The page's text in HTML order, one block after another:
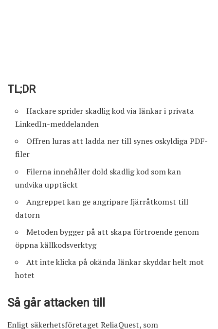
TL;DR
Hackare sprider skadlig kod via länkar i privata
LinkedIn-meddelanden
Offren luras att ladda ner till synes oskyldiga PDF-
filer
Filerna innehåller dold skadlig kod som kan
undvika upptäckt
Angreppet kan ge angripare fjärråtkomst till
datorn
Metoden bygger på att skapa förtroende genom
öppna källkodsverktyg
Att inte klicka på okända länkar skyddar helt mot
hotet
Så går attacken till
Enligt säkerhetsföretaget ReliaQuest, som